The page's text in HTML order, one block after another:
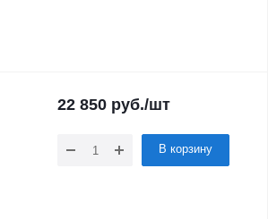
22 850 руб./шт
В корзину